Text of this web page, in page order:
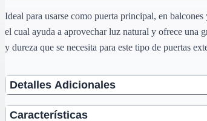
Ideal para usarse como puerta principal, en
el cual ayuda a aprovechar luz natural y ofrece una
y dureza que se necesita para este tipo de puertas
Detalles Adicionales
Características